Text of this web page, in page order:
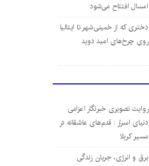
امسال افتتاح می‌شود
دختری که از خمینی‌شهر تا ایتالیا
روی چرخ‌های امید دوید
روایت تصویری خبرنگار اعزامی
دنیای اسرار : قدم‌های عاشقانه در
مسیر کربلا
برق و انرژی، جریان زندگی